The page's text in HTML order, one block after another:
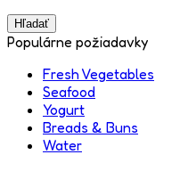
Hľadať
Populárne požiadavky
Fresh Vegetables
Seafood
Yogurt
Breads & Buns
Water